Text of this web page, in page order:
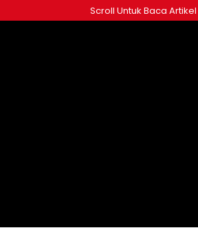
ke
Scroll Untuk Baca Artikel